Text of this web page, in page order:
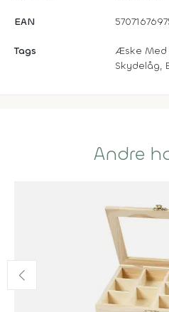
EAN
Tags
Æske Med
Skydelåg,
Andre